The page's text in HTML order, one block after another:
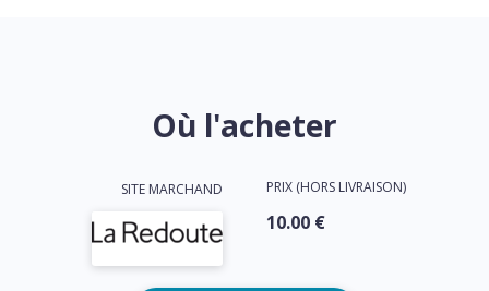
Où l'acheter
SITE MARCHAND PRIX (HORS LIVRAISON)
10.00 €